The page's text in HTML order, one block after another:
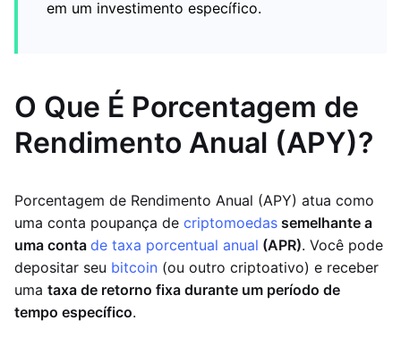
em um investimento específico.
O Que É Porcentagem de
Rendimento Anual (APY)?
Porcentagem de Rendimento Anual (APY) atua como
uma conta poupança de criptomoedas semelhante a
uma conta de taxa porcentual anual (APR). Você pode
depositar seu bitcoin (ou outro criptoativo) e receber
uma taxa de retorno fixa durante um período de
tempo específico.